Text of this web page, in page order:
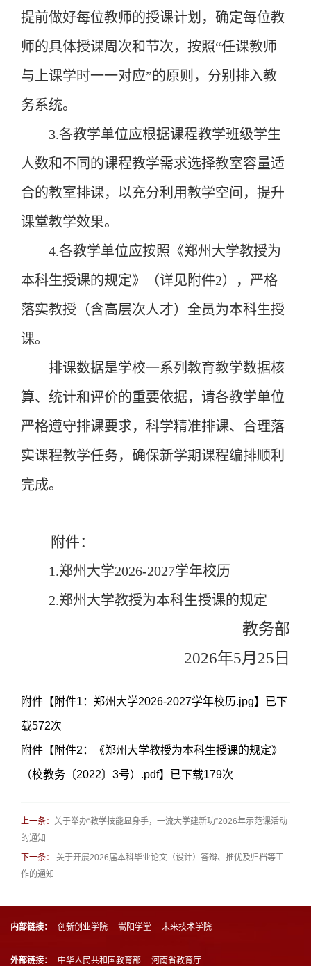
提前做好每位教师的授课计划，确定每位教
师的具体授课周次和节次，按照“任课教师
与上课学时一一对应”的原则，分别排入教
务系统。
3.各教学单位应根据课程教学班级学生
人数和不同的课程教学需求选择教室容量适
合的教室排课，以充分利用教学空间，提升
课堂教学效果。
4.各教学单位应按照《郑州大学教授为
本科生授课的规定》（详见附件2），严格
落实教授（含高层次人才）全员为本科生授
课。
排课数据是学校一系列教育教学数据核
算、统计和评价的重要依据，请各教学单位
严格遵守排课要求，科学精准排课、合理落
实课程教学任务， 确保新学期课程编排顺利
完成。
附件：
1.郑州大学2026-2027学年校历
2.郑州大学教授为本科生授课的规定
教务部
2026年5月 25 日
附件【 附件1：郑州大学2026-2027学年校历.jpg】已下
载572次
附件【 附件2：《郑州大学教授为本科生授课的规定》
（校教务〔2022〕3号）.pdf】已下载179次
上一条： 关于举办“教学技能显身手，一流大学建新功”2026年示范课活动
的通知
下一条：
关于开展2026届本科毕业论文（设计）答辩、推优及归档等工
作的通知
内部链接： 创新创业学院 嵩阳学堂 未来技术学院
外部链接： 中华人民共和国教育部 河南省教育厅